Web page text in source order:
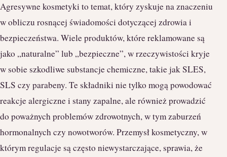
Agresywne kosmetyki to temat, który zyskuje na znaczeniu
w obliczu rosnącej świadomości dotyczącej zdrowia i
bezpieczeństwa. Wiele produktów, które reklamowane są
jako „naturalne” lub „bezpieczne”, w rzeczywistości kryje
w sobie szkodliwe substancje chemiczne, takie jak SLES,
SLS czy parabeny. Te składniki nie tylko mogą powodować
reakcje alergiczne i stany zapalne, ale również prowadzić
do poważnych problemów zdrowotnych, w tym zaburzeń
hormonalnych czy nowotworów. Przemysł kosmetyczny, w
którym regulacje są często niewystarczające, sprawia, że